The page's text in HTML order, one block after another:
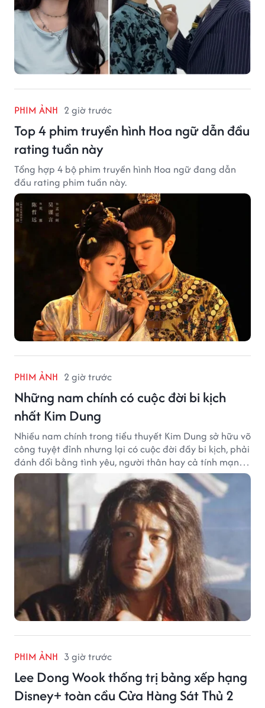
PHIM ẢNH 2 giờ trước
Top 4 phim truyền hình Hoa ngữ dẫn đầu
rating tuần này
Tổng hợp 4 bộ phim truyền hình Hoa ngữ đang dẫn
đầu rating phim tuần này.
PHIM ẢNH 2 giờ trước
Những nam chính có cuộc đời bi kịch
nhất Kim Dung
Nhiều nam chính trong tiểu thuyết Kim Dung sở hữu võ
công tuyệt đỉnh nhưng lại có cuộc đời đầy bi kịch, phải
đánh đổi bằng tình yêu, người thân hay cả tính mạng,
khiến độc giả không khỏi tiếc nuối.
PHIM ẢNH 3 giờ trước
Lee Dong Wook thống trị bảng xếp hạng
Disney+ toàn cầu Cửa Hàng Sát Thủ 2